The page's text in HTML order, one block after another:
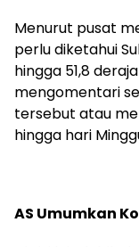
Menurut pusat
perlu diketahui
hingga 51,8
mengomentari
tersebut atau
hingga hari
AS Umumkan